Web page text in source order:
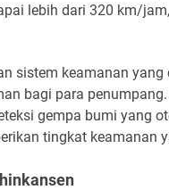
lebih dari 320 km/
sistem keamanan
bagi para
gempa bumi yang
tingkat keamanan